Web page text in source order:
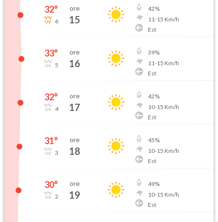
32°
6
ore
15
42%
11-15 Km/h
Est
33°
5
ore
16
39%
11-15 Km/h
Est
32°
4
ore
17
42%
10-15 Km/h
Est
31°
3
ore
18
45%
10-15 Km/h
Est
30°
2
ore
19
49%
10-15 Km/h
Est